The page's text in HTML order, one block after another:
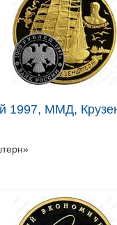
1997, ММД,